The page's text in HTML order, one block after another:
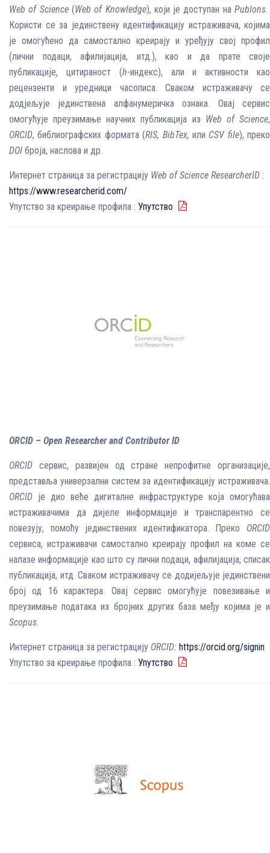
Web of Science(Web of Knowledge), који је доступан наPublons.
Користи се за јединствену идентификацију истраживача, којима
је омогућено да самостално креирају и уређују свој профил
(лични подаци, афилијација, итд.), као и да прате своје
публикације, цитираност (h-индекс), али и активности као
рецензенти и уредници часописа. Сваком истраживачу се
додјељује јединствена алфанумеричка ознака. Овај сервис
омогућује преузимање научних публикација из Web of Science,
ORCID, библиографских формата (RIS, BibTex, или CSV file), преко
DOI броја, наслова и др.
Интернет страница за регистрацију Web of Science ResearcherID :
https://www.researcherid.com/
Упутство за креирање профила : Упутство
ORCID – Open Researcher and Contributor ID
ORCID сервис, развијен од стране непрофитне организације,
представља универзални систем за идентификацију истраживача.
ORCID је дио веће дигиталне инфраструктуре која омогућава
истраживачима да дијеле информације и транспарентно се
повезују, помоћу јединствених идентификатора. Преко ORCID
сервиса, истраживачи самостално креирају профил на коме се
налазе информације као што су лични подаци, афилијација, списак
публикација, итд. Сваком истраживачу се додијељује јединствени
број од 16 карактера. Овај сервис омогућује повезивање и
преузимање података из бројних других база међу којима је и
Scopus.
Интернет страница за регистрацију ORCID: https://orcid.org/signin
Упутство за креирање профила : Упутство